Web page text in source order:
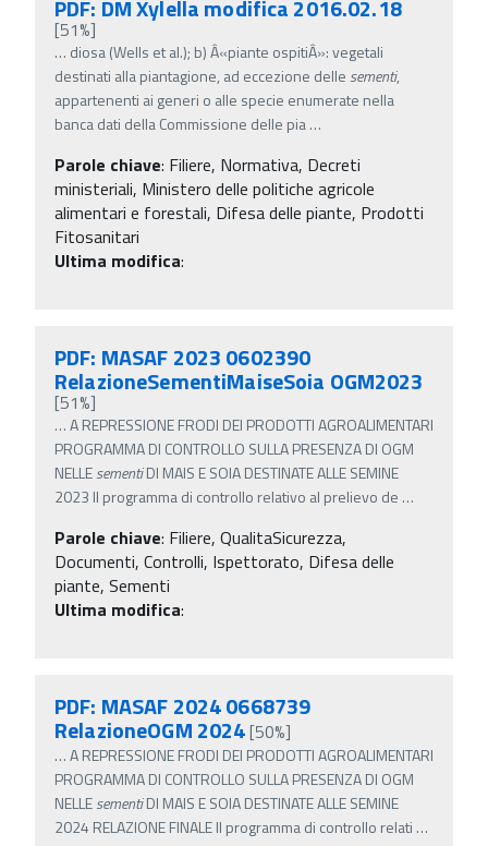
PDF: DM Xylella modifica 2016.02.18
[51%]
… diosa (Wells et al.); b) Â«piante ospitiÂ»: vegetali
destinati alla piantagione, ad eccezione delle sementi,
appartenenti ai generi o alle specie enumerate nella
banca dati della Commissione delle pia…
Parole chiave: Filiere, Normativa, Decreti
ministeriali, Ministero delle politiche agricole
alimentari e forestali, Difesa delle piante, Prodotti
Fitosanitari
Ultima modifica:
PDF: MASAF 2023 0602390
RelazioneSementiMaiseSoia OGM2023
[51%]
…A REPRESSIONE FRODI DEI PRODOTTI AGROALIMENTARI
PROGRAMMA DI CONTROLLO SULLA PRESENZA DI OGM
NELLEsementiDI MAIS E SOIA DESTINATE ALLE SEMINE
2023 Il programma di controllo relativo al prelievo de …
Parole chiave: Filiere, QualitaSicurezza,
Documenti, Controlli, Ispettorato, Difesa delle
piante, Sementi
Ultima modifica:
PDF: MASAF 2024 0668739
RelazioneOGM 2024[50%]
…A REPRESSIONE FRODI DEI PRODOTTI AGROALIMENTARI
PROGRAMMA DI CONTROLLO SULLA PRESENZA DI OGM
NELLEsementiDI MAIS E SOIA DESTINATE ALLE SEMINE
2024 RELAZIONE FINALE Il programma di controllo relati …